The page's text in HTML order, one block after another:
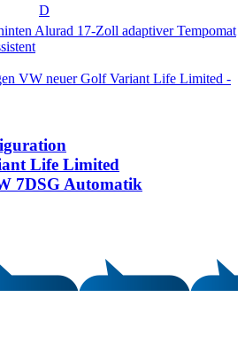
D
Alurad 17-Zoll adaptiver Tempomat
Life Limited
7DSG Automatik